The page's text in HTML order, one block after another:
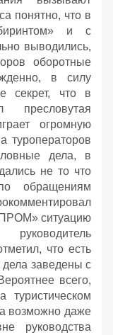
понятно, что в
и с
выводились,
оборотные
в силу
секрет, что в
пресловутая
огромную
туроператоров
дела, в
не то что
обращениям
ситуацию
что есть
заведены с
всего,
возможно даже
руководства